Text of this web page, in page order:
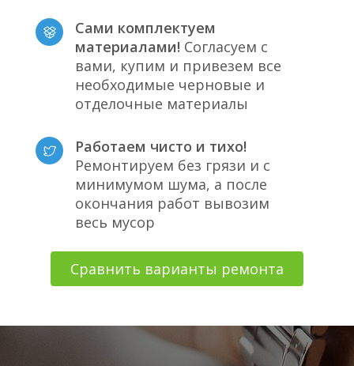
Сами комплектуем
материалами! Согласуем с
вами, купим и привезем все
необходимые черновые и
отделочные материалы
Работаем чисто и тихо!
Ремонтируем без грязи и с
минимумом шума, а после
окончания работ вывозим
весь мусор
Сравнить варианты ремонта